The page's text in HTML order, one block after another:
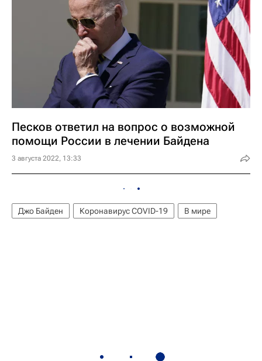
Песков ответил на вопрос о возможной
помощи России в лечении Байдена
3 августа 2022, 13:33
Джо Байден Коронавирус COVID-19 В мире